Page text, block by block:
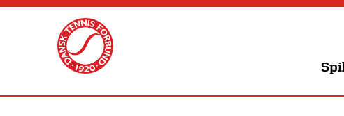
Skip